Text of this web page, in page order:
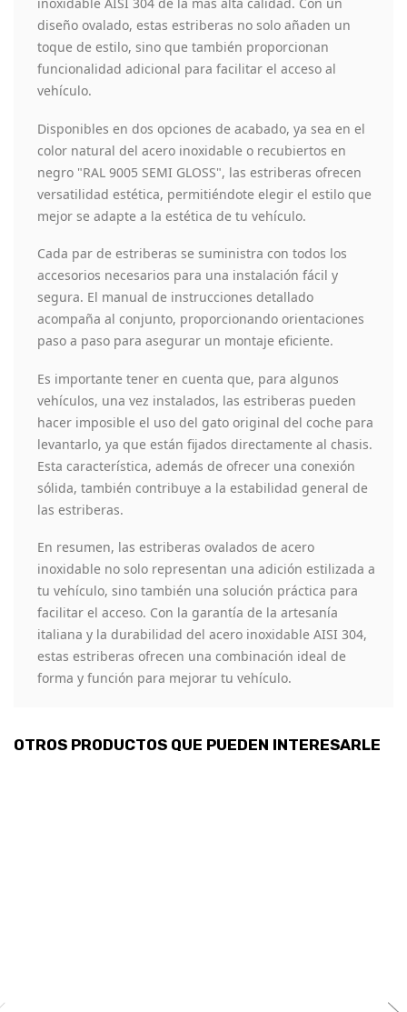
diseño ovalado, estas estriberas no solo añaden un
toque de estilo, sino que también proporcionan
funcionalidad adicional para facilitar el acceso al
vehículo.
Disponibles en dos opciones de acabado, ya sea en el
color natural del acero inoxidable o recubiertos en
negro "RAL 9005 SEMI GLOSS", las estriberas ofrecen
versatilidad estética, permitiéndote elegir el estilo que
mejor se adapte a la estética de tu vehículo.
Cada par de estriberas se suministra con todos los
accesorios necesarios para una instalación fácil y
segura. El manual de instrucciones detallado
acompaña al conjunto, proporcionando orientaciones
paso a paso para asegurar un montaje eficiente.
Es importante tener en cuenta que, para algunos
vehículos, una vez instalados, las estriberas pueden
hacer imposible el uso del gato original del coche para
levantarlo, ya que están fijados directamente al chasis.
Esta característica, además de ofrecer una conexión
sólida, también contribuye a la estabilidad general de
las estriberas.
En resumen, las estriberas ovalados de acero
inoxidable no solo representan una adición estilizada a
tu vehículo, sino también una solución práctica para
facilitar el acceso. Con la garantía de la artesanía
italiana y la durabilidad del acero inoxidable AISI 304,
estas estriberas ofrecen una combinación ideal de
forma y función para mejorar tu vehículo.
OTROS PRODUCTOS QUE PUEDEN INTERESARLE